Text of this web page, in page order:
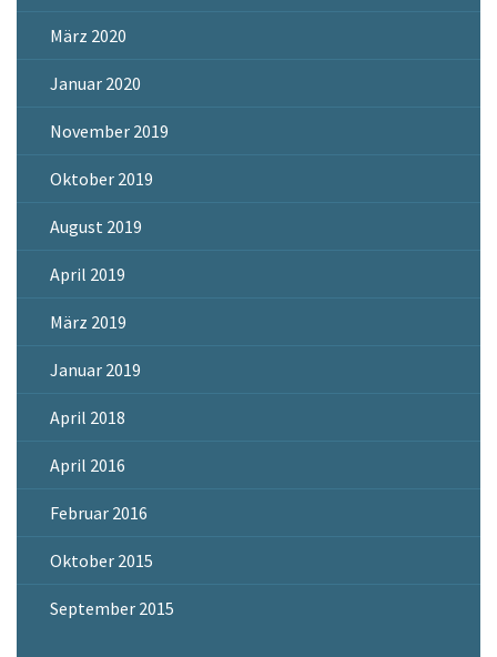
März 2020
Januar 2020
November 2019
Oktober 2019
August 2019
April 2019
März 2019
Januar 2019
April 2018
April 2016
Februar 2016
Oktober 2015
September 2015